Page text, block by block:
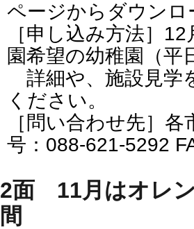
ページからダウンロ
［申し込み方法］
園希望の幼稚園（平
詳細や、施設見学
ください。
［問い合わせ先］
号：088-621-5292
2面 11月はオレ
間